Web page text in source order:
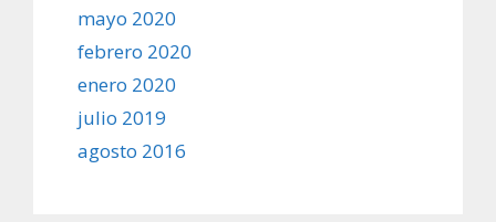
mayo 2020
febrero 2020
enero 2020
julio 2019
agosto 2016